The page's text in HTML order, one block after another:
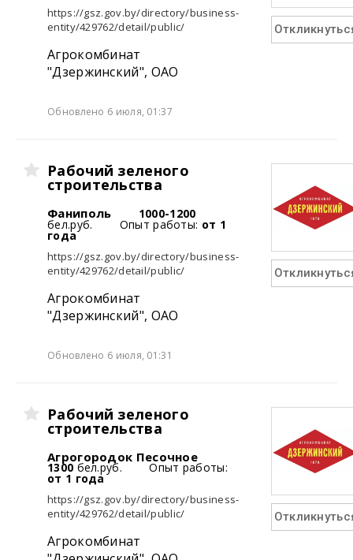
https://gsz.gov.by/directory/business-
entity/429762/detail/public/
Агрокомбинат
"Дзержинский", ОАО
Обновлено 6 июля, 01:37
Рабочий зеленого
строительства
Фаниполь 1000-1200
бел.руб. Опыт работы: от 1
года
https://gsz.gov.by/directory/business-
entity/429762/detail/public/
Агрокомбинат
"Дзержинский", ОАО
Обновлено 6 июля, 01:31
Рабочий зеленого
строительства
Агрогородок Песочное
1300 бел.руб. Опыт работы:
от 1 года
https://gsz.gov.by/directory/business-
entity/429762/detail/public/
Агрокомбинат